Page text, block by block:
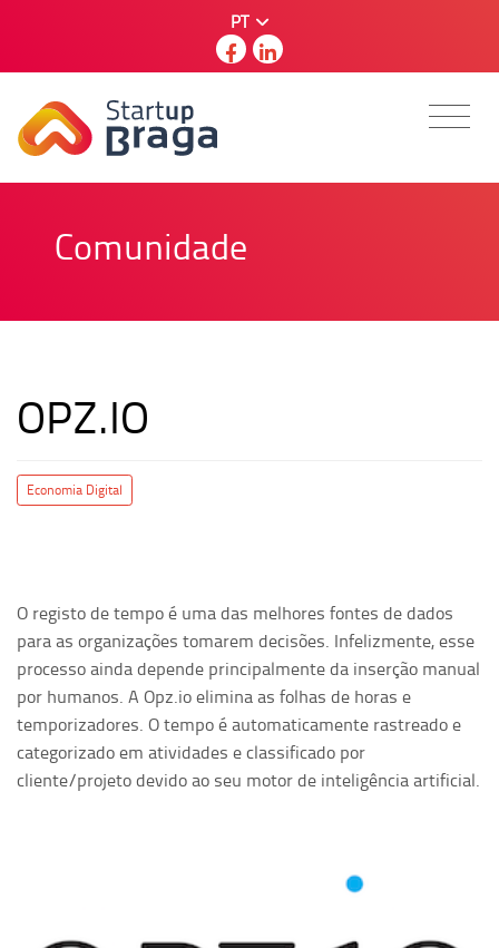
PT
Comunidade
OPZ.IO
Economia Digital
O registo de tempo é uma das melhores fontes de dados
para as organizações tomarem decisões. Infelizmente, esse
processo ainda depende principalmente da inserção manual
por humanos. A Opz.io elimina as folhas de horas e
temporizadores. O tempo é automaticamente rastreado e
categorizado em atividades e classificado por
cliente/projeto devido ao seu motor de inteligência artificial.